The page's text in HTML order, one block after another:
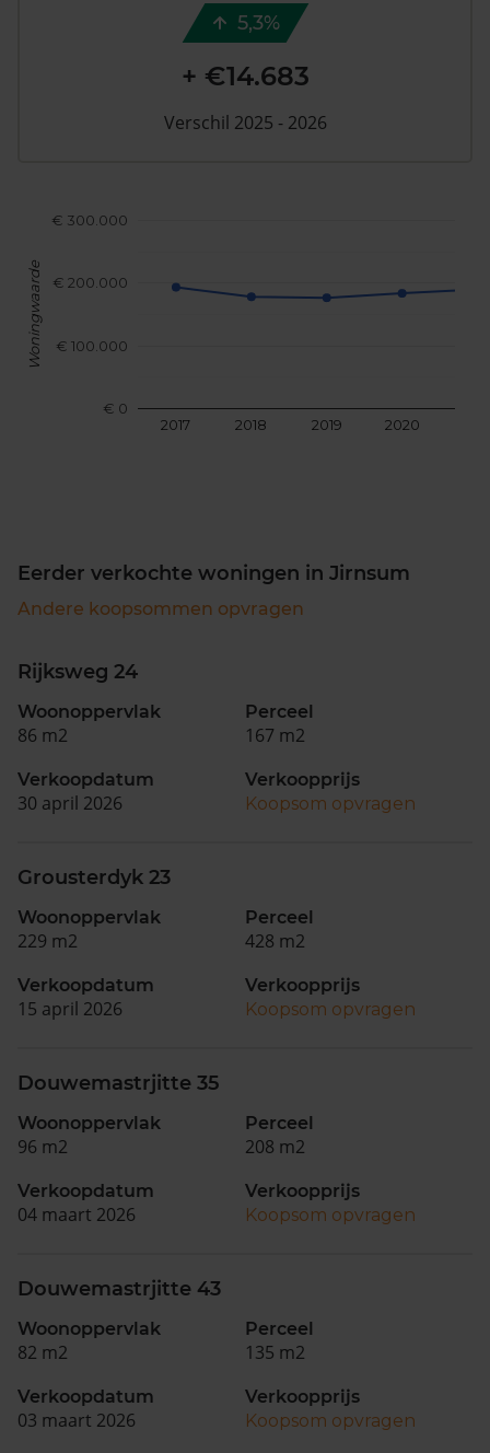
2017 2018 2019 2020
€ 0
€ 100.000
€ 200.000
€ 300.000
Woningwaarde
5,3%
+ €14.683
Verschil 2025 - 2026
Eerder verkochte woningen in Jirnsum
Andere koopsommen opvragen
Rijksweg 24
Woonoppervlak
86 m2
Perceel
167 m2
Verkoopdatum
30 april 2026
Verkoopprijs
Koopsom opvragen
Grousterdyk 23
Woonoppervlak
229 m2
Perceel
428 m2
Verkoopdatum
15 april 2026
Verkoopprijs
Koopsom opvragen
Douwemastrjitte 35
Woonoppervlak
96 m2
Perceel
208 m2
Verkoopdatum
04 maart 2026
Verkoopprijs
Koopsom opvragen
Douwemastrjitte 43
Woonoppervlak
82 m2
Perceel
135 m2
Verkoopdatum
03 maart 2026
Verkoopprijs
Koopsom opvragen